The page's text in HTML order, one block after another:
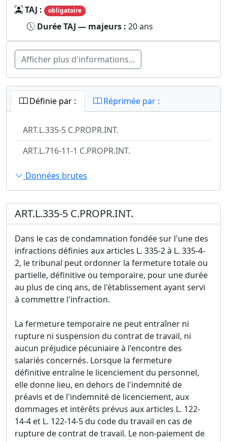
TAJ : obligatoire
Durée TAJ — majeurs : 20 ans
Afficher plus d'informations...
Définie par : Réprimée par :
ART.L.335-5 C.PROPR.INT.
ART.L.716-11-1 C.PROPR.INT.
Données brutes
ART.L.335-5 C.PROPR.INT.
Dans le cas de condamnation fondée sur l'une des
infractions définies aux articles L. 335-2 à L. 335-4-
2, le tribunal peut ordonner la fermeture totale ou
partielle, définitive ou temporaire, pour une durée
au plus de cinq ans, de l'établissement ayant servi
à commettre l'infraction.
La fermeture temporaire ne peut entraîner ni
rupture ni suspension du contrat de travail, ni
aucun préjudice pécuniaire à l'encontre des
salariés concernés. Lorsque la fermeture
définitive entraîne le licenciement du personnel,
elle donne lieu, en dehors de l'indemnité de
préavis et de l'indemnité de licenciement, aux
dommages et intérêts prévus aux articles L. 122-
14-4 et L. 122-14-5 du code du travail en cas de
rupture de contrat de travail. Le non-paiement de